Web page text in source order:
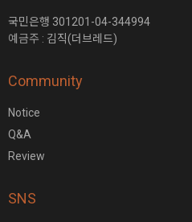
국민은행 301201-04-344994
예금주 : 김직(더브레드)
Community
Notice
Q&A
Review
SNS